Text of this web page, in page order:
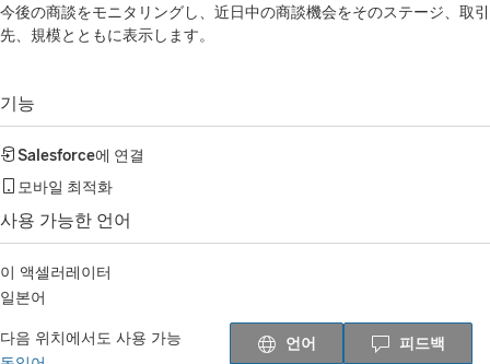
今後の商談をモニタリングし、近日中の商談機会をそのステージ、取引
先、規模とともに表示します。
기능
Salesforce에 연결
모바일 최적화
사용 가능한 언어
이 액셀러레이터
일본어
다음 위치에서도 사용 가능
언어 피드백